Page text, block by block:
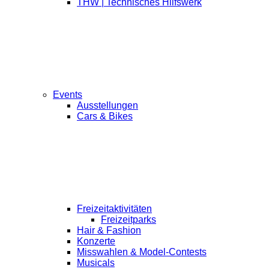
THW | Technisches Hilfswerk
Events
Ausstellungen
Cars & Bikes
Freizeitaktivitäten
Freizeitparks
Hair & Fashion
Konzerte
Misswahlen & Model-Contests
Musicals